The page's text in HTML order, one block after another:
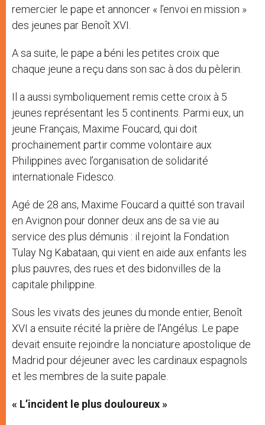
remercier le pape et annoncer « l’envoi en mission »
des jeunes par Benoît XVI.
A sa suite, le pape a béni les petites croix que
chaque jeune a reçu dans son sac à dos du pèlerin.
Il a aussi symboliquement remis cette croix à 5
jeunes représentant les 5 continents. Parmi eux, un
jeune Français, Maxime Foucard, qui doit
prochainement partir comme volontaire aux
Philippines avec l’organisation de solidarité
internationale Fidesco.
Agé de 28 ans, Maxime Foucard a quitté son travail
en Avignon pour donner deux ans de sa vie au
service des plus démunis : il rejoint la Fondation
Tulay Ng Kabataan, qui vient en aide aux enfants les
plus pauvres, des rues et des bidonvilles de la
capitale philippine.
Sous les vivats des jeunes du monde entier, Benoît
XVI a ensuite récité la prière de l’Angélus. Le pape
devait ensuite rejoindre la nonciature apostolique de
Madrid pour déjeuner avec les cardinaux espagnols
et les membres de la suite papale.
« L’incident le plus douloureux »